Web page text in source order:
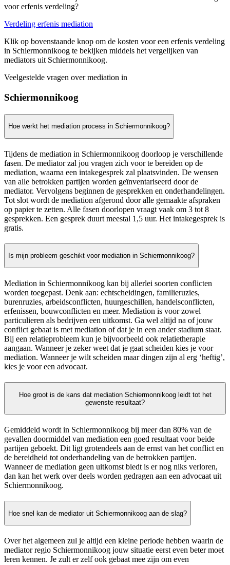
voor erfenis verdeling?
Verdeling erfenis mediation
Klik op bovenstaande knop om de kosten voor een erfenis verdeling
in Schiermonnikoog te bekijken middels het vergelijken van
mediators uit Schiermonnikoog.
Veelgestelde vragen over mediation in
Schiermonnikoog
Hoe werkt het mediation process in Schiermonnikoog?
Tijdens de mediation in Schiermonnikoog doorloop je verschillende
fasen. De mediator zal jou vragen zich voor te bereiden op de
mediation, waarna een intakegesprek zal plaatsvinden. De wensen
van alle betrokken partijen worden geïnventariseerd door de
mediator. Vervolgens beginnen de gesprekken en onderhandelingen.
Tot slot wordt de mediation afgerond door alle gemaakte afspraken
op papier te zetten. Alle fasen doorlopen vraagt vaak om 3 tot 8
gesprekken. Een gesprek duurt meestal 1,5 uur. Het intakegesprek is
gratis.
Is mijn probleem geschikt voor mediation in Schiermonnikoog?
Mediation in Schiermonnikoog kan bij allerlei soorten conflicten
worden toegepast. Denk aan: echtscheidingen, familieruzies,
burenruzies, arbeidsconflicten, huurgeschillen, handelsconflicten,
erfenissen, bouwconflicten en meer. Mediation is voor zowel
particulieren als bedrijven een uitkomst. Ga wel altijd na of jouw
conflict gebaat is met mediation of dat je in een ander stadium staat.
Bij een relatieprobleem kun je bijvoorbeeld ook relatietherapie
aangaan. Wanneer je zeker weet dat je gaat scheiden kies je voor
mediation. Wanneer je wilt scheiden maar dingen zijn al erg ‘heftig’,
kies je voor een advocaat.
Hoe groot is de kans dat mediation Schiermonnikoog leidt tot het
gewenste resultaat?
Gemiddeld wordt in Schiermonnikoog bij meer dan 80% van de
gevallen doormiddel van mediation een goed resultaat voor beide
partijen geboekt. Dit ligt grotendeels aan de ernst van het conflict en
de bereidheid tot onderhandeling van de betrokken partijen.
Wanneer de mediation geen uitkomst biedt is er nog niks verloren,
dan kan het werk over deels worden gedragen aan een advocaat uit
Schiermonnikoog.
Hoe snel kan de mediator uit Schiermonnikoog aan de slag?
Over het algemeen zul je altijd een kleine periode hebben waarin de
mediator regio Schiermonnikoog jouw situatie eerst even beter moet
leren kennen. Je zult er zelf ook gebaat mee zijn om even